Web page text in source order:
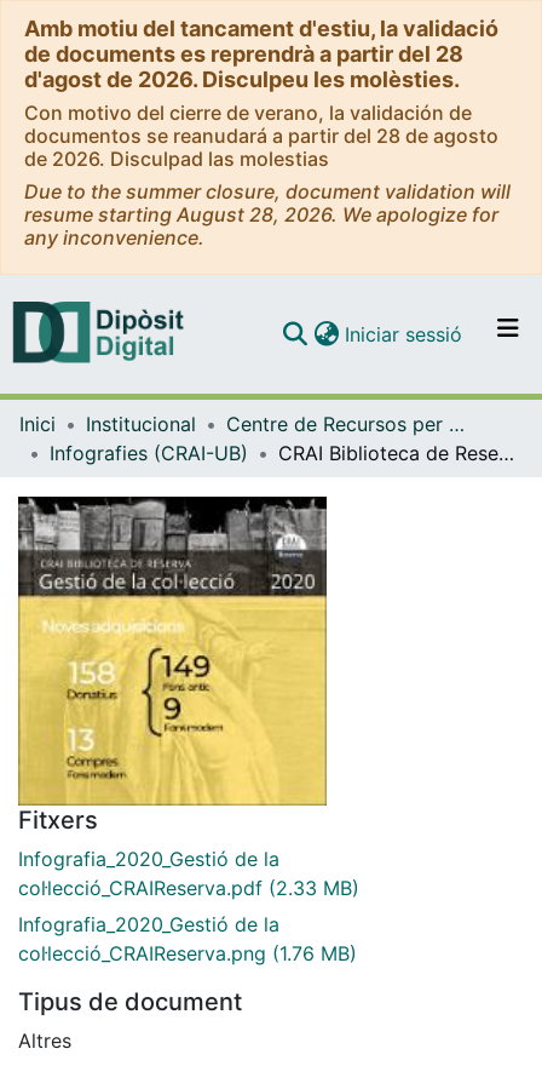
Amb motiu del tancament d'estiu, la validació
de documents es reprendrà a partir del 28
d'agost de 2026. Disculpeu les molèsties.
Con motivo del cierre de verano, la validación de
documentos se reanudará a partir del 28 de agosto
de 2026. Disculpad las molestias
Due to the summer closure, document validation will
resume starting August 28, 2026. We apologize for
any inconvenience.
Navega per tot el DD
Contacte
Iniciar sessió (current)
Inici Institucional
Centre de Recursos per a l'Aprenentatge i la Investigació (CRAI-UB) - Institucional
Infografies (CRAI-UB)
CRAI Biblioteca de Reserva. Gestió de la col·lecció 2020 [Infografia]
Fitxers
Infografia_2020_Gestió de la
col·lecció_CRAIReserva.pdf (2.33 MB)
Infografia_2020_Gestió de la
col·lecció_CRAIReserva.png (1.76 MB)
Tipus de document
Altres